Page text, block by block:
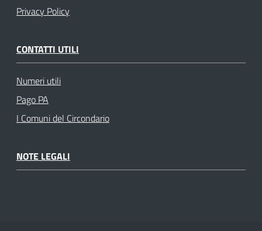
Privacy Policy
CONTATTI UTILI
Numeri utili
Pago PA
I Comuni del Circondario
NOTE LEGALI